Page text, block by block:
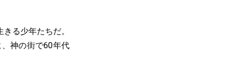
る少年たちだ。
神の街で60年代